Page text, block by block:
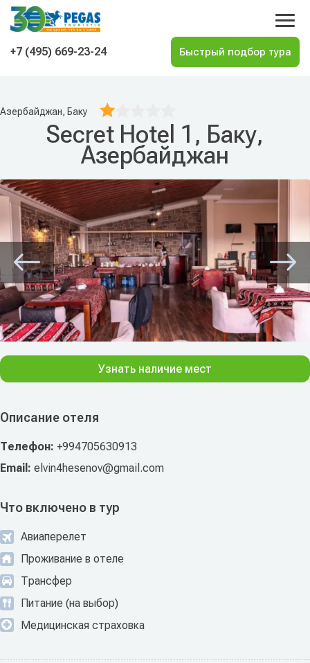
На главную
+7 (495) 669-23-24
Азербайджан, Баку
Secret Hotel 1, Баку,
Азербайджан
Описание отеля
Телефон: +994705630913
Email: elvin4hesenov@gmail.com
Что включено в тур
Авиаперелет
Проживание в отеле
Трансфер
Питание (на выбор)
Медицинская страховка
Узнать наличие мест